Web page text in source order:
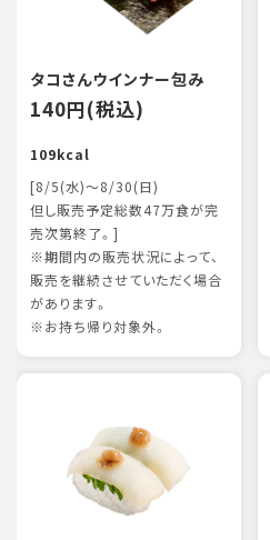
タコさんウインナー包み
140円(税込)
109kcal
[8/5(水)～8/30(日)
但し販売予定総数47万食が完
売次第終了。]
※期間内の販売状況によって、
販売を継続させていただく場合
があります。
※お持ち帰り対象外。